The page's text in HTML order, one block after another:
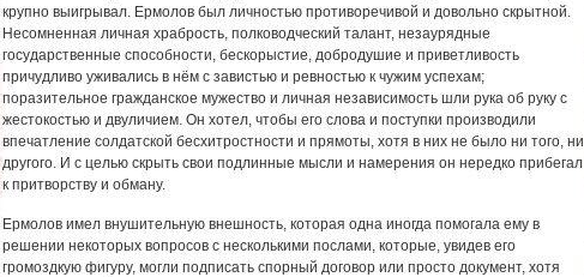
крупно выигрывал. Ермолов был личностью противоречивой и довольно скрытной.
Несомненная личная храбрость, полководческий талант, незаурядные
государственные способности, бескорыстие, добродушие и приветливость
причудливо уживались в нём с завистью и ревностью к чужим успехам;
поразительное гражданское мужество и личная независимость шли рука об руку с
жестокостью и двуличием. Он хотел, чтобы его слова и поступки производили
впечатление солдатской бесхитростности и прямоты, хотя в них не было ни того, ни
другого. И с целью скрыть свои подлинные мысли и намерения он нередко прибегал
к притворству и обману.
Ермолов имел внушительную внешность, которая одна иногда помогала ему в
решении некоторых вопросов с несколькими послами, которые, увидев его
громоздкую фигуру, могли подписать спорный договор или просто документ, хотя